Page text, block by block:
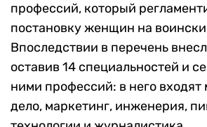
профессий, который
постановку женщин на
Впоследствии в перечень
оставив 14 специальностей и
ними профессий: в него
дело, маркетинг, инженерия,